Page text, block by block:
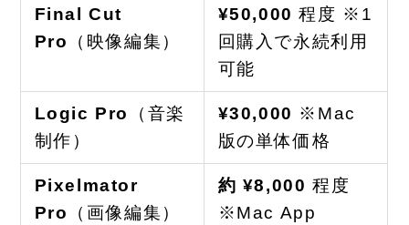
Final Cut
Pro
（映像編集）
¥50,000 程度 ※1
回購入で永続利用
可能
Logic Pro
（音楽
制作）
¥30,000 ※Mac
版の単体価格
Pixelmator
Pro
（画像編集）
約 ¥8,000 程度
※Mac App